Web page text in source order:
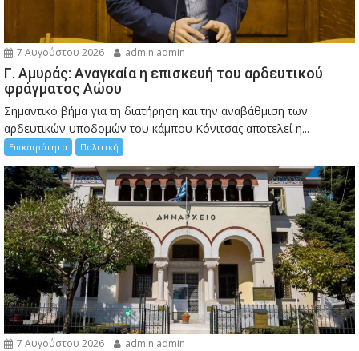
7 Αυγούστου 2026 admin admin
Γ. Αμυράς: Αναγκαία η επισκευή του αρδευτικού
φράγματος Αώου
Σημαντικό βήμα για τη διατήρηση και την αναβάθμιση των
αρδευτικών υποδομών του κάμπου Κόνιτσας αποτελεί η...
Επικαιρότητα Πολιτική
7 Αυγούστου 2026 admin admin